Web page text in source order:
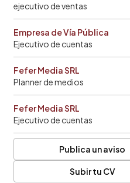
ejecutivo de ventas
Empresa de Vía Pública
Ejecutivo de cuentas
Fefer Media SRL
Planner de medios
Fefer Media SRL
Ejecutivo de cuentas
Publica un aviso
Subir tu CV